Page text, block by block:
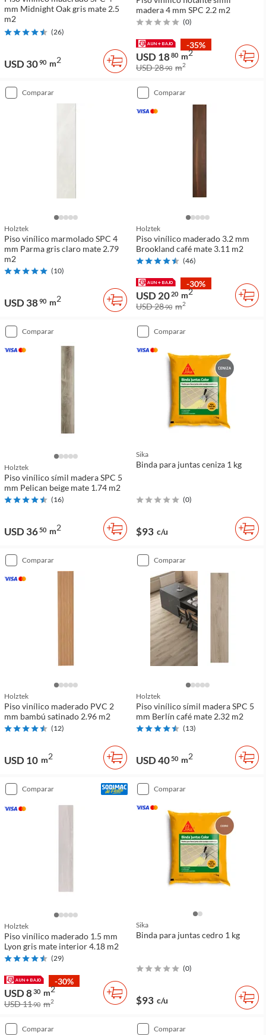
mm Midnight Oak gris mate 2.5
m2
(26)
USD 3090 m2
madera 4 mm SPC 2.2 m2
(0)
-35%
USD 1880 m2
USD 2890 m2
comparar
Holztek
Piso vinílico marmolado SPC 4
mm Parma gris claro mate 2.79
m2
(10)
USD 3890 m2
comparar
Holztek
Piso vinílico maderado 3.2 mm
Brookland café mate 3.11 m2
(46)
-30%
USD 2020 m2
USD 2890 m2
comparar
Holztek
Piso vinílico símil madera SPC 5
mm Pelican beige mate 1.74 m2
(16)
USD 3650 m2
comparar
Sika
Binda para juntas ceniza 1 kg
(0)
$93 c/u
comparar
Holztek
Piso vinílico maderado PVC 2
mm bambú satinado 2.96 m2
(12)
USD 10 m2
comparar
Holztek
Piso vinílico símil madera SPC 5
mm Berlín café mate 2.32 m2
(13)
USD 4050 m2
comparar
Holztek
Piso vinílico maderado 1.5 mm
Lyon gris mate interior 4.18 m2
(29)
-30%
USD 830 m2
USD 1190 m2
comparar
Sika
Binda para juntas cedro 1 kg
(0)
$93 c/u
comparar comparar